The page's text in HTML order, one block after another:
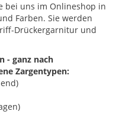
bei uns im Onlineshop in
Farben. Sie werden
Drückergarnitur und
- ganz nach
Zargentypen: